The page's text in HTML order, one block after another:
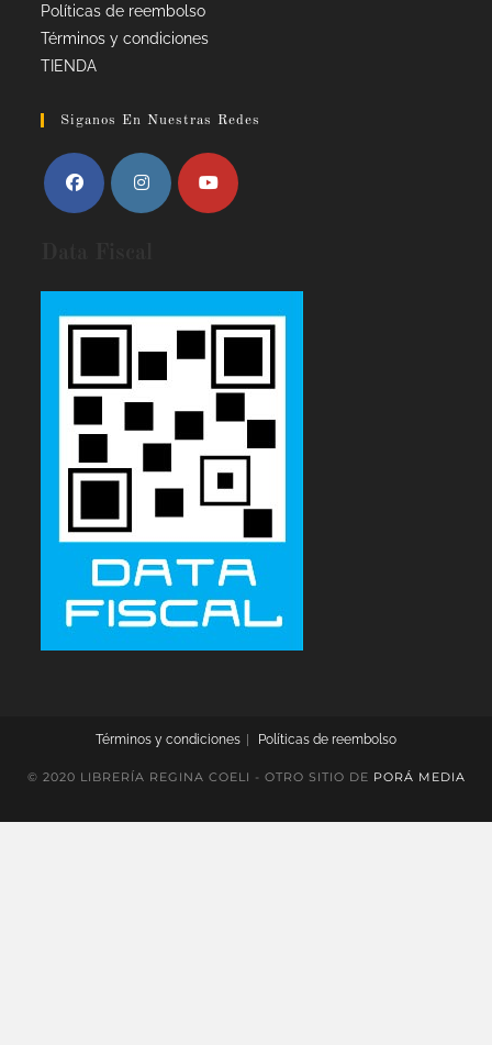
Políticas de reembolso
Términos y condiciones
TIENDA
Siganos En Nuestras Redes
Términos y condiciones Políticas de reembolso
© 2020 LIBRERÍA REGINA COELI - OTRO SITIO DE PORÁ MEDIA